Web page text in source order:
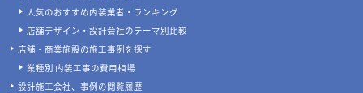
人気のおすすめ内装業者・ランキング
店舗デザイン・設計会社のテーマ別比較
店舗・商業施設の施工事例を探す
業種別 内装工事の費用相場
設計施工会社、事例の閲覧履歴